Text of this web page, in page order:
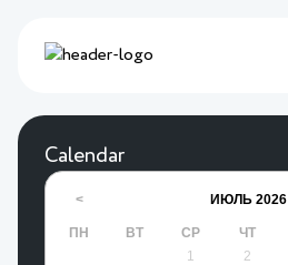
Calendar
< ИЮЛЬ 2026
ПН ВТ СР ЧТ
1
2